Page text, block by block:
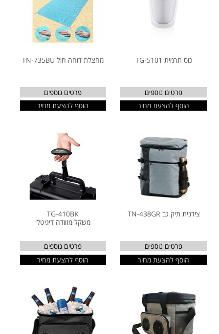
כוס תרמית TG-5101
פרטים נוספים
הוסף להצעת מחיר
מחצלת דוחה חול TN-735BU
פרטים נוספים
הוסף להצעת מחיר
צידנית תיק גב TN-438GR
פרטים נוספים
הוסף להצעת מחיר
TG-410BK
משקל מזוודה דיגיטלי
פרטים נוספים
הוסף להצעת מחיר